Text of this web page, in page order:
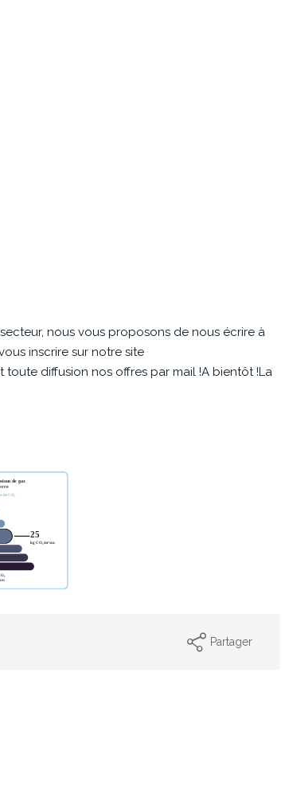
nous vous proposons de nous écrire à
inscrire sur notre site
toute diffusion nos offres par mail !A bientôt !La
Partager